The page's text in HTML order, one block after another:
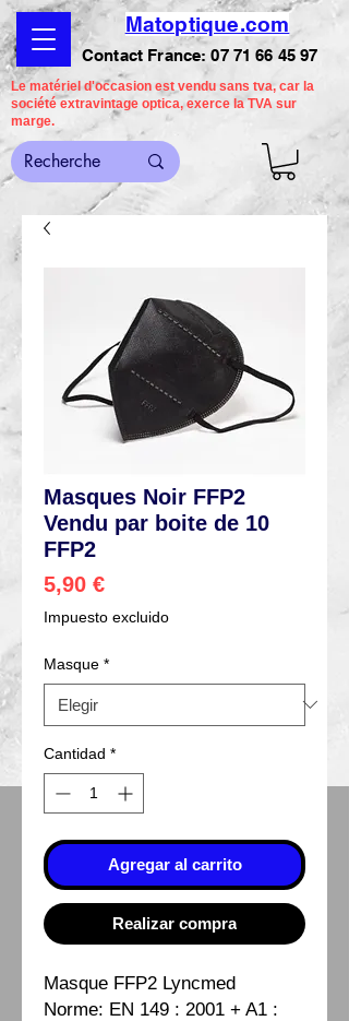
Matoptique.com
Contact France:07 71 66 45 97
Le matériel d'occasion est vendu sans tva, car la
société extravintage optica, exerce la TVA sur
marge.
Masques Noir FFP2
Vendu par boite de 10
FFP2
5,90 €Precio
Impuesto excluido
Masque *
Cantidad *
Agregar al carrito
Realizar compra
Masque FFP2 Lyncmed
Norme: EN 149 : 2001 + A1 :